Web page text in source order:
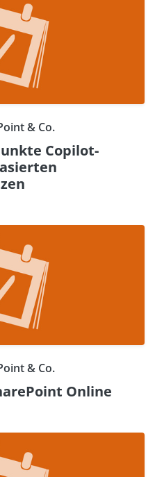
& Co.
Copilot-
& Co.
Online